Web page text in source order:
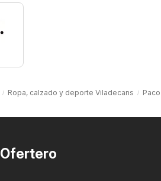
Ropa, calzado y deporte Viladecans
Ofertero